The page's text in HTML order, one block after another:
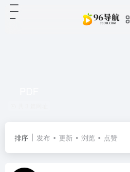
排序 发布 更新 浏览 点赞